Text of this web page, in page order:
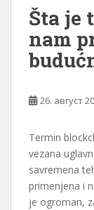
Šta je
nam
26. август
Termin
vezana
savremena
primenjena i
je ogroman,